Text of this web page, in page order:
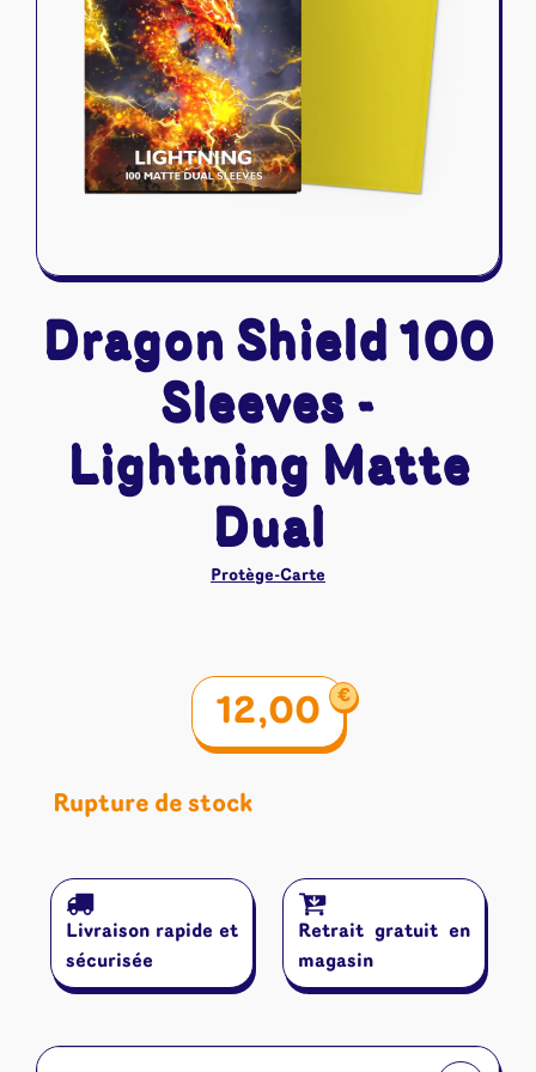
Naruto Mythos
Autres
Tapis de jeu
Dragon Shield 100
Sleeves -
Lightning Matte
Dual
Protège-Carte
12,00 €
Rupture de stock
Livraison rapide et
sécurisée
Retrait gratuit en
magasin